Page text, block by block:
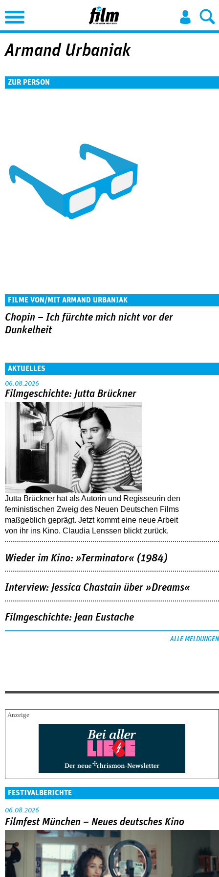
Jump to Navigation
Armand Urbaniak
ZUR PERSON
FILME VON/MIT ARMAND URBANIAK
Chopin – Ich fürchte mich nicht vor der
Dunkelheit
AKTUELLES
06.08.2026
Filmgeschichte: Jutta Brückner
Jutta Brückner hat als Autorin und Regisseurin den
feministischen Zweig des Neuen Deutschen Films
maßgeblich geprägt. Jetzt kommt eine neue Arbeit
von ihr ins Kino. Claudia Lenssen blickt zurück.
Wieder im Kino: »Terminator« (1984)
Interview: Jessica Chastain über »Dreams«
Filmgeschichte: Jean Eustache
ALLE MELDUNGEN
FESTIVALBERICHTE
06.08.2026
Filmfest München – Neues deutsches Kino